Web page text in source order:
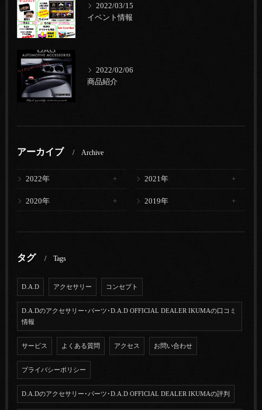
2022/03/15
イベント情報
2022/02/06
商品紹介
アーカイブ Archive
2022年 2021年
2020年 2019年
タグ Tags
D.A.D アクセサリー コンセプト
D.A.Dのアクセサリー･パーツ･D.A.D OFFICIAL DEALER IKUMAの口コミ
情報
サービス よくある質問 アクセス お問い合わせ
プライバシーポリシー
D.A.Dのアクセサリー･パーツ･D.A.D OFFICIAL DEALER IKUMAの評判